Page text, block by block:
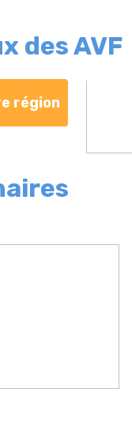
des AVF
région